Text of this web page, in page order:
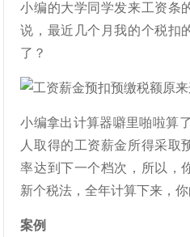
小编的大学同学发来工资条
说，最近几个月我的个税扣
了？
小编拿出计算器噼里啪啦算
人取得的工资薪金所得采取
率达到下一个档次，所以，
新个税法，全年计算下来，
案例